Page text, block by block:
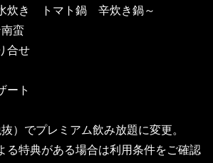
水炊き トマト鍋 辛炊き鍋～
南蛮
合せ
ート
）でプレミアム飲み放題に変更。
る特典がある場合は利用条件をご確認